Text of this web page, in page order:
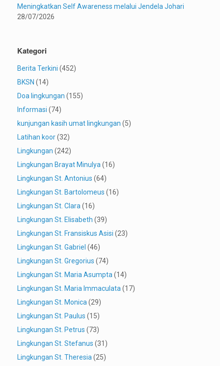
Meningkatkan Self Awareness melalui Jendela Johari
28/07/2026
Kategori
Berita Terkini (452)
BKSN (14)
Doa lingkungan (155)
Informasi (74)
kunjungan kasih umat lingkungan (5)
Latihan koor(32)
Lingkungan (242)
Lingkungan Brayat Minulya (16)
Lingkungan St. Antonius (64)
Lingkungan St. Bartolomeus (16)
Lingkungan St. Clara (16)
Lingkungan St. Elisabeth (39)
Lingkungan St. Fransiskus Asisi (23)
Lingkungan St. Gabriel (46)
Lingkungan St. Gregorius (74)
Lingkungan St. Maria Asumpta (14)
Lingkungan St. Maria Immaculata (17)
Lingkungan St. Monica (29)
Lingkungan St. Paulus (15)
Lingkungan St. Petrus (73)
Lingkungan St. Stefanus (31)
Lingkungan St. Theresia (25)